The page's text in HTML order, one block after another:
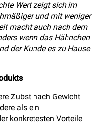
Wert zeigt sich im
und mit weniger
macht auch nach dem
wenn das Hähnchen
der Kunde es zu Hause
Zubst nach Gewicht
als ein
konkretesten Vorteile